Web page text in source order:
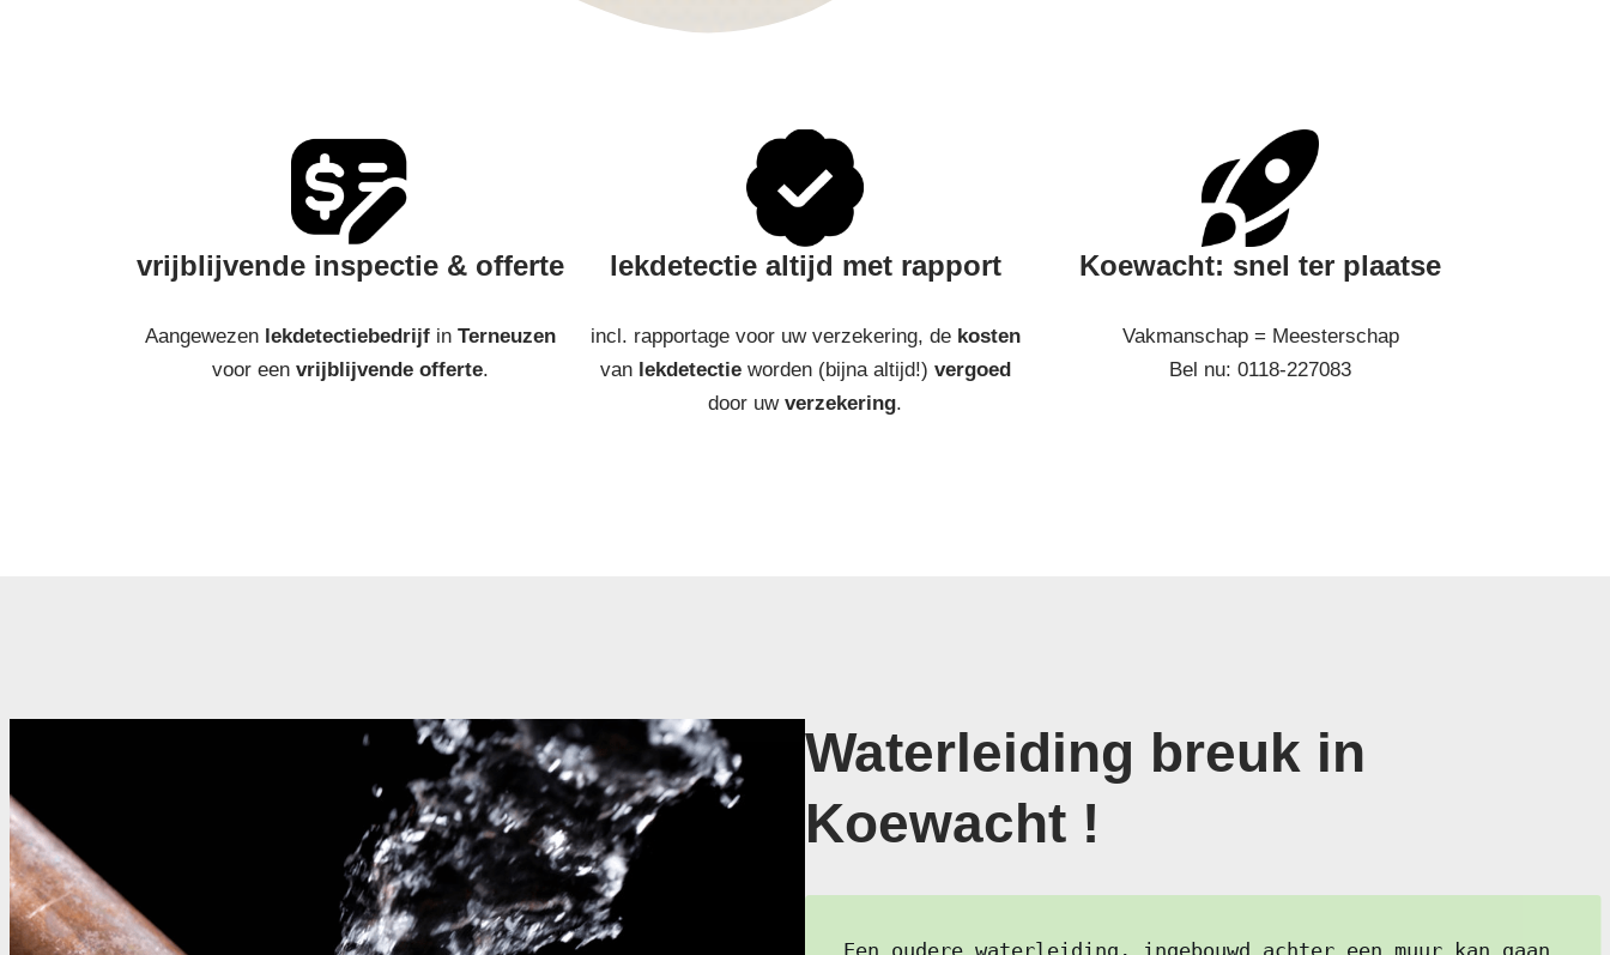
vrijblijvende inspectie & offerte
Aangewezen lekdetectiebedrijfin Terneuzen
voor een vrijblijvende offerte.
lekdetectie altijd met rapport
incl. rapportage voor uw verzekering, de kosten
van lekdetectieworden (bijna altijd!) vergoed
door uw verzekering.
Koewacht: snel ter plaatse
Vakmanschap = Meesterschap
Bel nu: 0118-227083
Waterleiding breuk in
Koewacht !
Een oudere waterleiding, ingebouwd achter een muur kan gaan